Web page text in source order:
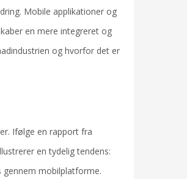
Mobile applikationer og
en mere integreret og
og hvorfor det er
Ifølge en rapport fra
en tydelig tendens:
gennem mobilplatforme.